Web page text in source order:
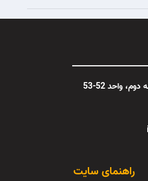
واحد 52-53
راهنمای سایت